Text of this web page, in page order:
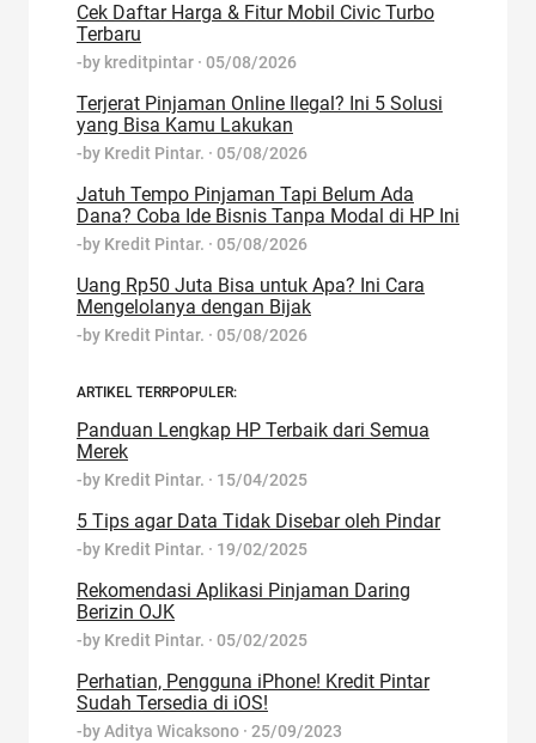
Cek Daftar Harga & Fitur Mobil Civic Turbo
Terbaru
-by kreditpintar · 05/08/2026
Terjerat Pinjaman Online Ilegal? Ini 5 Solusi
yang Bisa Kamu Lakukan
-by Kredit Pintar. · 05/08/2026
Jatuh Tempo Pinjaman Tapi Belum Ada
Dana? Coba Ide Bisnis Tanpa Modal di HP Ini
-by Kredit Pintar. · 05/08/2026
Uang Rp50 Juta Bisa untuk Apa? Ini Cara
Mengelolanya dengan Bijak
-by Kredit Pintar. · 05/08/2026
ARTIKEL TERRPOPULER:
Panduan Lengkap HP Terbaik dari Semua
Merek
-by Kredit Pintar. · 15/04/2025
5 Tips agar Data Tidak Disebar oleh Pindar
-by Kredit Pintar. · 19/02/2025
Rekomendasi Aplikasi Pinjaman Daring
Berizin OJK
-by Kredit Pintar. · 05/02/2025
Perhatian, Pengguna iPhone! Kredit Pintar
Sudah Tersedia di iOS!
-byAditya Wicaksono · 25/09/2023